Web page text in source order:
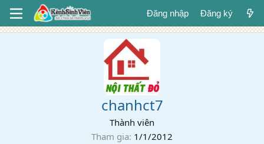
Đăng nhập Đăng ký
chanhct7
Thành viên
Tham gia 1/1/2012